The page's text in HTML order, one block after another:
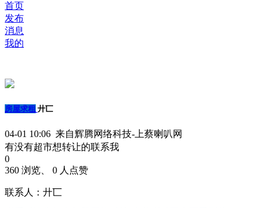
首页
发布
消息
我的
房屋求租 廾匸
04-01 10:06 来自辉腾网络科技-上蔡喇叭网
有没有超市想转让的联系我
0
360 浏览、 0 人点赞
联系人：廾匸